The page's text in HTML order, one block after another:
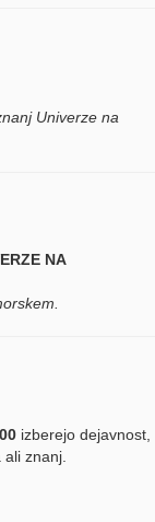
Univerze na
NA
izberejo dejavnost,
znanj.